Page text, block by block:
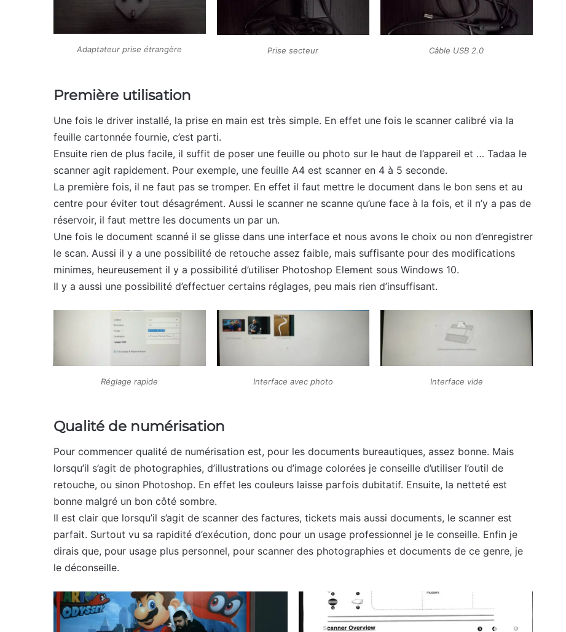
Adaptateur prise étrangère Prise secteur Câble USB 2.0
Première utilisation
Une fois le driver installé, la prise en main est très simple. En effet une fois le scanner calibré via la
feuille cartonnée fournie, c’est parti.
Ensuite rien de plus facile, il suffit de poser une feuille ou photo sur le haut de l’appareil et … Tadaa le
scanner agit rapidement. Pour exemple, une feuille A4 est scanner en 4 à 5 seconde.
La première fois, il ne faut pas se tromper. En effet il faut mettre le document dans le bon sens et au
centre pour éviter tout désagrément. Aussi le scanner ne scanne qu’une face à la fois, et il n’y a pas de
réservoir, il faut mettre les documents un par un.
Une fois le document scanné il se glisse dans une interface et nous avons le choix ou non d’enregistrer
le scan. Aussi il y a une possibilité de retouche assez faible, mais suffisante pour des modifications
minimes, heureusement il y a possibilité d’utiliser Photoshop Element sous Windows 10.
Il y a aussi une possibilité d’effectuer certains réglages, peu mais rien d’insuffisant.
Réglage rapide Interface avec photo Interface vide
Qualité de numérisation
Pour commencer qualité de numérisation est, pour les documents bureautiques, assez bonne. Mais
lorsqu’il s’agit de photographies, d’illustrations ou d’image colorées je conseille d’utiliser l’outil de
retouche, ou sinon Photoshop. En effet les couleurs laisse parfois dubitatif. Ensuite, la netteté est
bonne malgré un bon côté sombre.
Il est clair que lorsqu’il s’agit de scanner des factures, tickets mais aussi documents, le scanner est
parfait. Surtout vu sa rapidité d’exécution, donc pour un usage professionnel je le conseille. Enfin je
dirais que, pour usage plus personnel, pour scanner des photographies et documents de ce genre, je
le déconseille.